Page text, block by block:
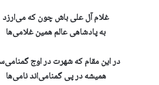
غلام آل علی باش چون که می‌ارزد
به پادشاهی عالم همین غلامی‌ها
در این مقام که شهرت در اوج
همیشه در پی گمنامی‌اند نامی‌ها